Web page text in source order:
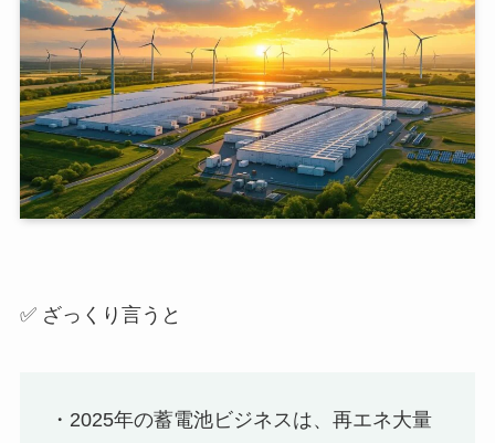
✅ ざっくり言うと
・2025年の蓄電池ビジネスは、再エネ大量